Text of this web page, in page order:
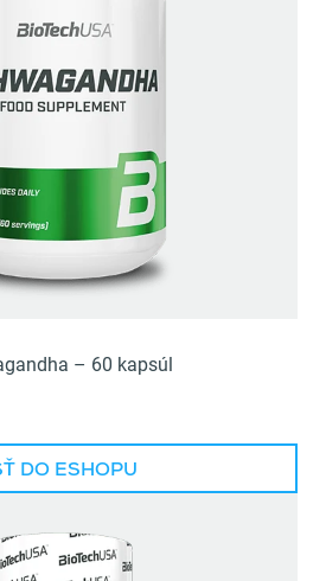
– 60 kapsúl
DO ESHOPU